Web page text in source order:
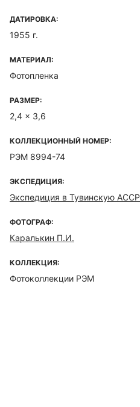
ДАТИРОВКА:
1955 г.
МАТЕРИАЛ:
Фотопленка
РАЗМЕР:
2,4 x 3,6
КОЛЛЕКЦИОННЫЙ НОМЕР:
РЭМ 8994-74
ЭКСПЕДИЦИЯ:
Экспедиция в Тувинскую АССР
ФОТОГРАФ:
Каралькин П.И.
КОЛЛЕКЦИЯ:
Фотоколлекции РЭМ